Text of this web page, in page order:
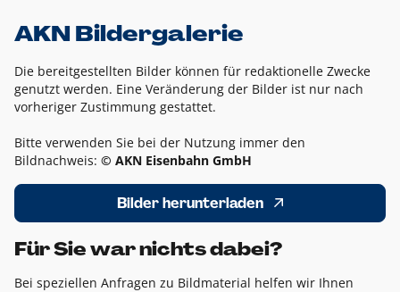
AKN Bildergalerie
Die bereitgestellten Bilder können für redaktionelle Zwecke
genutzt werden. Eine Veränderung der Bilder ist nur nach
vorheriger Zustimmung gestattet.
Bitte verwenden Sie bei der Nutzung immer den
Bildnachweis: © AKN Eisenbahn GmbH
Bilder herunterladen
Für Sie war nichts dabei?
Bei speziellen Anfragen zu Bildmaterial helfen wir Ihnen